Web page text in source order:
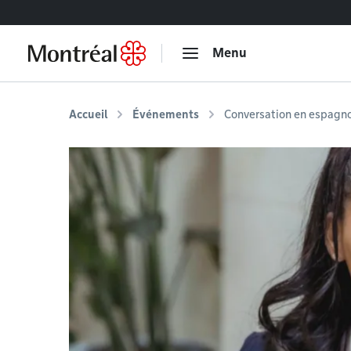
Menu
Accueil Événements Conversation en